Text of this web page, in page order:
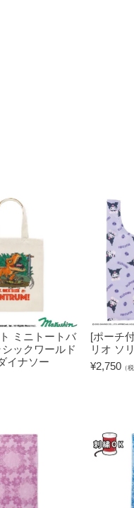
ミニトートバ
ックワールド
イナソー
[ポーチ
リオ ソ
¥2,750 （